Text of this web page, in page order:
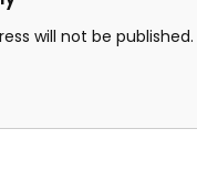
will not be published.